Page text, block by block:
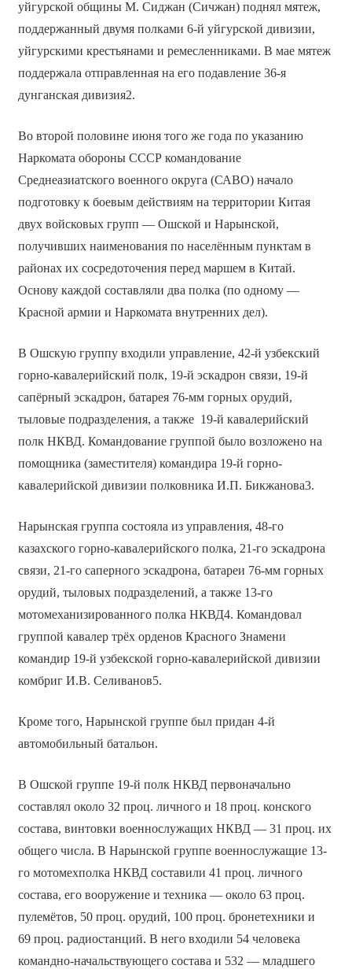
уйгурской общины М. Сиджан (Сичжан) поднял мятеж,
поддержанный двумя полками 6-й уйгурской дивизии,
уйгурскими крестьянами и ремесленниками. В мае мятеж
поддержала отправленная на его подавление 36-я
дунганская дивизия2.
Во второй половине июня того же года по указанию
Наркомата обороны СССР командование
Среднеазиатского военного округа (САВО) начало
подготовку к боевым действиям на территории Китая
двух войсковых групп — Ошской и Нарынской,
получивших наименования по населённым пунктам в
районах их сосредоточения перед маршем в Китай.
Основу каждой составляли два полка (по одному —
Красной армии и Наркомата внутренних дел).
В Ошскую группу входили управление, 42-й узбекский
горно-кавалерийский полк, 19-й эскадрон связи, 19-й
сапёрный эскадрон, батарея 76-мм горных орудий,
тыловые подразделения, а также 19-й кавалерийский
полк НКВД. Командование группой было возложено на
помощника (заместителя) командира 19-й горно-
кавалерийской дивизии полковника И.П. Бикжанова3.
Нарынская группа состояла из управления, 48-го
казахского горно-кавалерийского полка, 21-го эскадрона
связи, 21-го саперного эскадрона, батареи 76-мм горных
орудий, тыловых подразделений, а также 13-го
мотомеханизированного полка НКВД4. Командовал
группой кавалер трёх орденов Красного Знамени
командир 19-й узбекской горно-кавалерийской дивизии
комбриг И.В. Селиванов5.
Кроме того, Нарынской группе был придан 4-й
автомобильный батальон.
В Ошской группе 19-й полк НКВД первоначально
составлял около 32 проц. личного и 18 проц. конского
состава, винтовки военнослужащих НКВД — 31 проц. их
общего числа. В Нарынской группе военнослужащие 13-
го мотомехполка НКВД составили 41 проц. личного
состава, его вооружение и техника — около 63 проц.
пулемётов, 50 проц. орудий, 100 проц. бронетехники и
69 проц. радиостанций. В него входили 54 человека
командно-начальствующего состава и 532 — младшего